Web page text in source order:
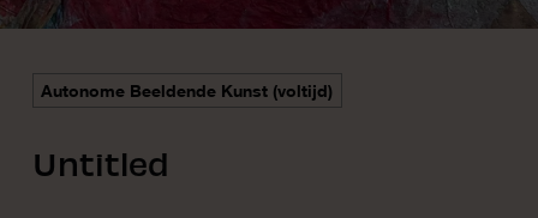
Autonome Beeldende Kunst (voltijd)
Untitled